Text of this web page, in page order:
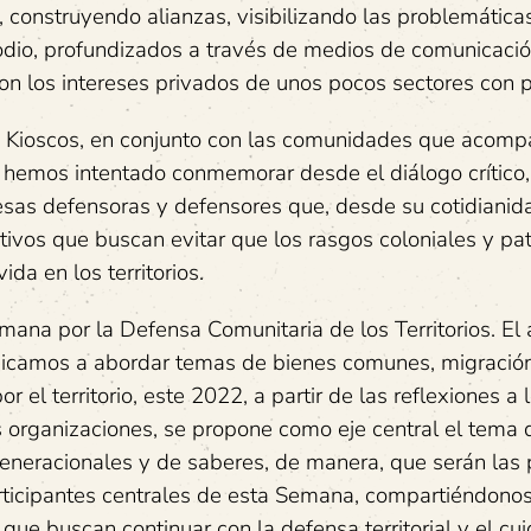
alianzas, visibilizando las
profundizados a través de medios de
los intereses privados de unos pocos sectores con
en conjunto con las comunidades que
intentado conmemorar desde el diálogo
defensoras y defensores que, desde su
que buscan evitar que los rasgos coloniales y
en los territorios.
por la Defensa Comunitaria de los Territorios. El
a abordar temas de bienes comunes,
el territorio, este 2022, a partir de las reflexiones a
se propone como eje central el tema
y de saberes, de manera, que serán las
centrales de esta Semana,